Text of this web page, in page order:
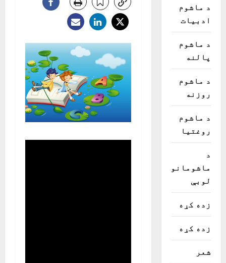
د ماشوم
ادبیات
د ماشوم
پالنه
د ماشوم
روزنه
د ماشوم
روغتیا
د
ماشومانو
لوبې
زده کړه
زده کړه
شعر